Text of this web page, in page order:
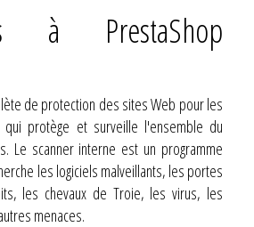
à PrestaShop
de protection des sites Web pour les
qui protège et surveille l'ensemble du
Le scanner interne est un programme
les logiciels malveillants, les portes
les chevaux de Troie, les virus, les
menaces.